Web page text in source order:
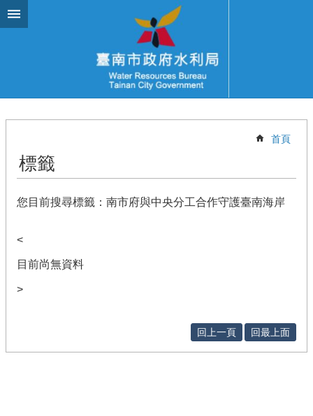
跳到主要內容區塊
首頁
標籤
您目前搜尋標籤：南市府與中央分工合作守護臺南海岸
<
目前尚無資料
>
回上一頁 回最上面